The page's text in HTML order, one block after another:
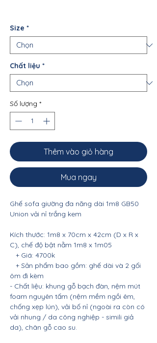
Size *
Chất liệu *
Số lượng *
Thêm vào giỏ hàng
Mua ngay
Ghế sofa giường đa năng dài 1m8 GB50
Union vải nỉ trắng kem
Kích thước: 1m8 x 70cm x 42cm (D x R x
C), chế độ bật nằm 1m8 x 1m05
+ Giá: 4700k
+ Sản phẩm bao gồm: ghế dài và 2 gối
ôm đi kèm
- Chất liệu: khung gỗ bạch đàn, nệm mút
foam nguyên tấm (nệm mềm ngồi êm,
chống xẹp lún), vải bố nỉ (ngoài ra còn có
vải nhung / da công nghiệp - simili giả
da), chân gỗ cao su.